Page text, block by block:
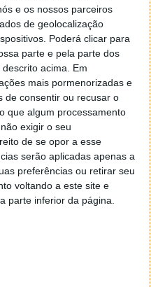
e os nossos parceiros
de geolocalização
Poderá clicar para
parte e pela parte dos
acima. Em
mais pormenorizadas e
de consentir ou recusar o
que algum processamento
exigir o seu
de se opor a esse
serão aplicadas apenas a
preferências ou retirar seu
voltando a este site e
parte inferior da página.
social Weibo, a
lançado o novo
relógio inteligente,
um ecrã ligeiramente
e a tampa
ainda a indicação de
braceletes preta e